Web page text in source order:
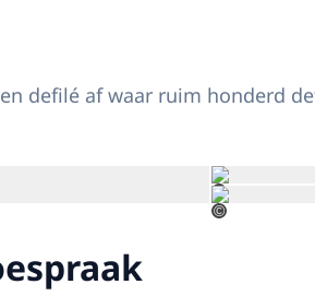
2024
defilé af waar ruim honderd
Open de galerij in vergrote weergave
©
©